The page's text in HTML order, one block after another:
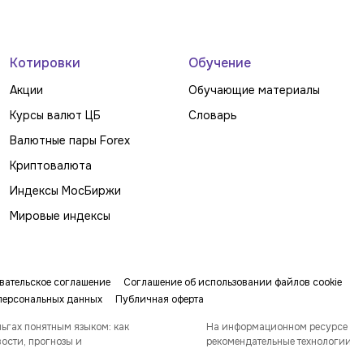
Котировки
Акции
Курсы валют ЦБ
Валютные пары Forex
Криптовалюта
Индексы МосБиржи
Мировые индексы
Обучение
Обучающие материалы
Словарь
соглашение Соглашение об использовании файлов cookie
данных Публичная оферта
понятным языком: как
прогнозы и
На информационном ресурсе
рекомендательные технологии